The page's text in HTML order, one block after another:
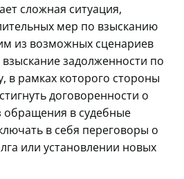
сложная ситуация,
мер по взысканию
из возможных сценариев
задолженности по
в рамках которого стороны
договоренности о
обращения в судебные
в себя переговоры о
или установлении новых